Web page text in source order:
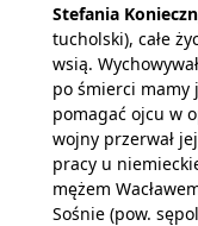
Stefania
tucholski), całe
wsią.
po śmierci mamy
pomagać ojcu w
wojny przerwał
pracy u
mężem
Sośnie (pow.